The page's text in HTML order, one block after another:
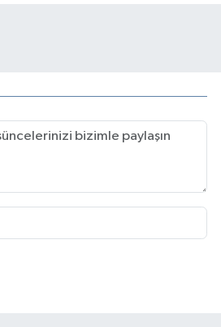
İşçi Adana'daki Tünel